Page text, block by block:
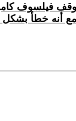
موقف فيلسوف
أنه خطأ